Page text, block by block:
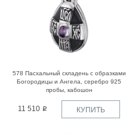
578 Пасхальный складень с образками
Богородицы и Ангела, серебро 925
пробы, кабошон
11 510 КУПИТЬ